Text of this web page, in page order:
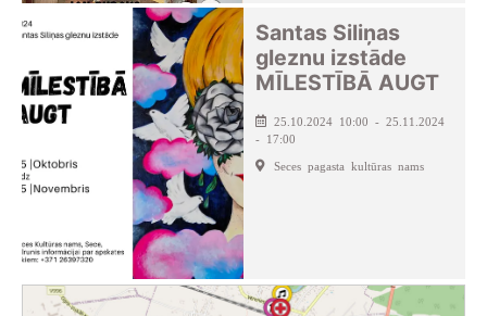
Santas Siliņas
gleznu izstāde
MĪLESTĪBĀ AUGT
25.10.2024 10:00 - 25.11.2024
- 17:00
Seces pagasta kultūras nams